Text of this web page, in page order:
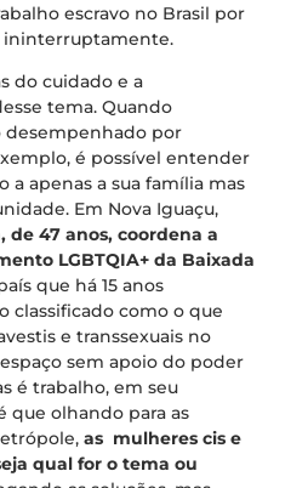
escravo no Brasil por
ininterruptamente.
do cuidado e a
tema. Quando
desempenhado por
é possível entender
a apenas a sua família mas
Em Nova Iguaçu,
de 47 anos, coordena a
LGBTQIA+ da Baixada
que há 15 anos
classificado como o que
e transsexuais no
sem apoio do poder
é trabalho, em seu
que olhando para as
as mulheres cis e
qual for o tema ou